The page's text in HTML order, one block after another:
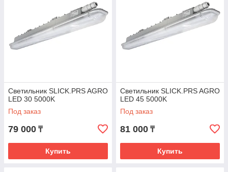
Светильник SLICK.PRS AGRO
LED 30 5000K
Под заказ
79 000 ₸
Купить
Светильник SLICK.PRS AGRO
LED 45 5000K
Под заказ
81 000 ₸
Купить